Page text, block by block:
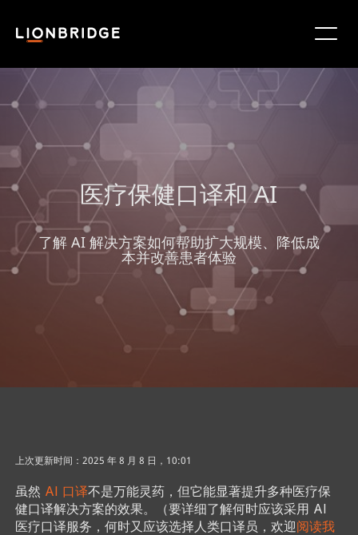
医疗保健口译和 AI
了解 AI 解决方案如何帮助扩大规模、降低成
本并改善患者体验
上次更新时间：2025 年 8 月 8 日，10:01
虽然 AI 口译不是万能灵药，但它能显著提升多种医疗保
健口译解决方案的效果。（要详细了解何时应该采用 AI
医疗口译服务，何时又应该选择人类口译员，欢迎阅读我